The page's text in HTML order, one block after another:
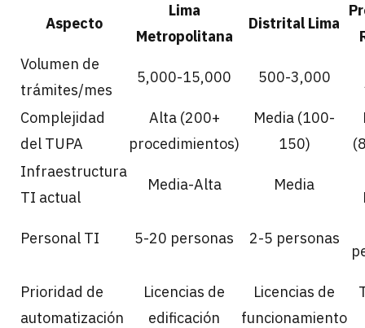
Aspecto
Lima
Metropolitana
Distrital Lima
Volumen de
trámites/mes
5,000-15,000 500-3,000
Complejidad
del TUPA
Alta (200+
procedimientos)
Media (100-
150)
Infraestructura
TI actual
Media-Alta Media
Personal TI 5-20 personas 2-5 personas
Prioridad de
automatización
Licencias de
edificación
Licencias de
funcionamiento